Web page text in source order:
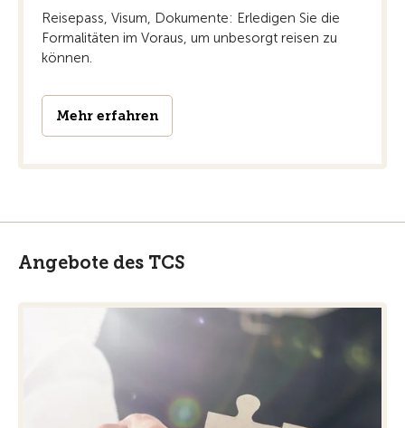
Reisepass, Visum, Dokumente: Erledigen Sie die
Formalitäten im Voraus, um unbesorgt reisen zu
können.
Mehr erfahren
Angebote des TCS